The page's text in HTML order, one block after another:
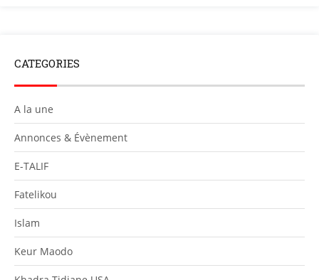
CATEGORIES
A la une
Annonces & Évènement
E-TALIF
Fatelikou
Islam
Keur Maodo